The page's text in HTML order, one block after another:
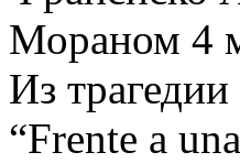
Мораном 4
Из
“Frente a